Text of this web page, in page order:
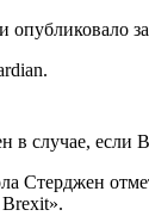
в случае, если
Стерджен